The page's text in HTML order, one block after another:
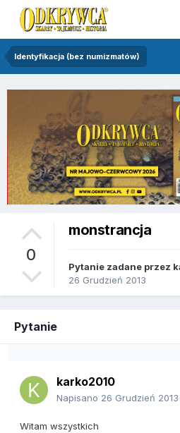
Identyfikacja (bez numizmatów)
0
monstrancja
Pytanie zadane przez
26 Grudzień 2013
Pytanie
karko2010
Napisano 26 Grudzień 2013
Witam wszystkich